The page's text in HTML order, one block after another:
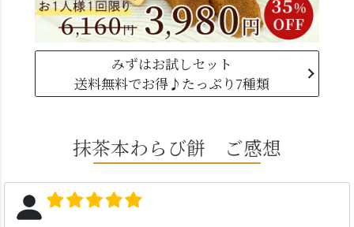
みずはお試しセット
送料無料でお得♪たっぷり7種類
抹茶本わらび餅 ご感想